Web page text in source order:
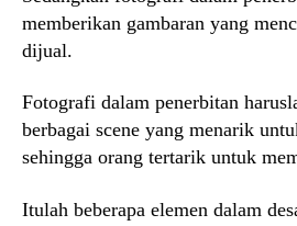
memberikan gambaran yang
dijual.
Fotografi dalam penerbitan
berbagai scene yang menarik
sehingga orang tertarik untuk
Itulah beberapa elemen dalam